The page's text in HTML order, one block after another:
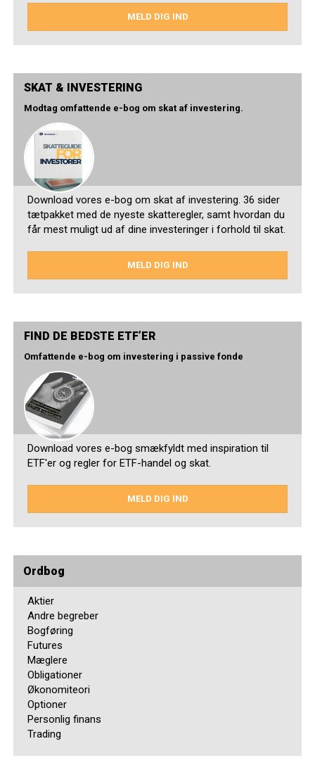
MELD DIG IND
SKAT & INVESTERING
Modtag omfattende e-bog om skat af investering.
Download vores e-bog om skat af investering. 36 sider
tætpakket med de nyeste skatteregler, samt hvordan du
får mest muligt ud af dine investeringer i forhold til skat.
MELD DIG IND
FIND DE BEDSTE ETF’ER
Omfattende e-bog om investering i passive fonde
Download vores e-bog smækfyldt med inspiration til
ETF'er og regler for ETF-handel og skat.
MELD DIG IND
Ordbog
Aktier
Andre begreber
Bogføring
Futures
Mæglere
Obligationer
Økonomiteori
Optioner
Personlig finans
Trading